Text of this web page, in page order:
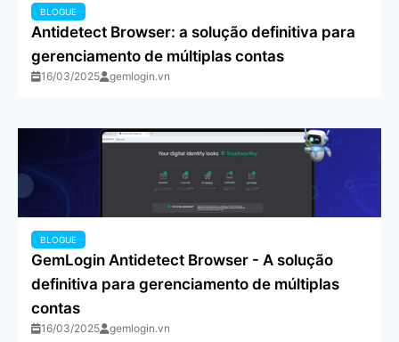
BLOGUE
Antidetect Browser: a solução definitiva para
gerenciamento de múltiplas contas
16/03/2025 gemlogin.vn
BLOGUE
GemLogin Antidetect Browser - A solução
definitiva para gerenciamento de múltiplas
contas
16/03/2025 gemlogin.vn